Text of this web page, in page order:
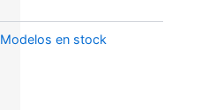
Modelos en stock